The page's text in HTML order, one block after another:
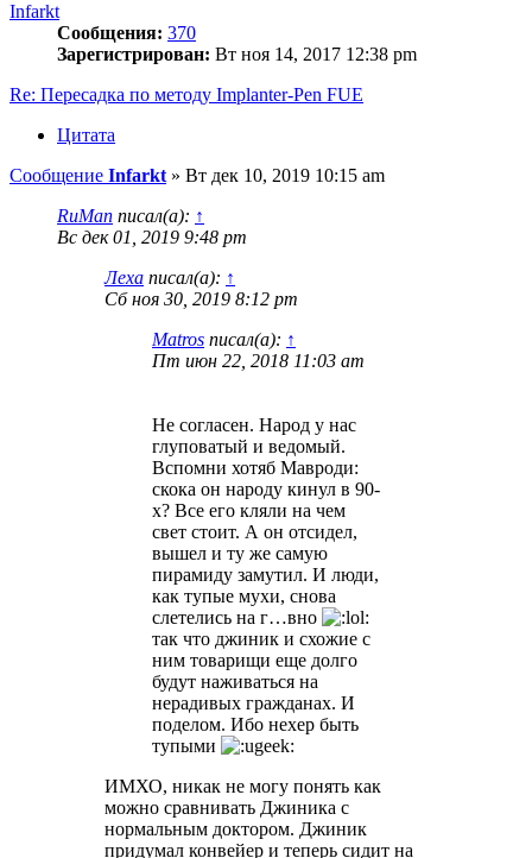
Infarkt
Сообщения: 370
Зарегистрирован: Вт ноя 14, 2017 12:38 pm
Re: Пересадка по методу Implanter-Pen FUE
Цитата
Сообщение Infarkt » Вт дек 10, 2019 10:15 am
RuMan писал(а): ↑
Вс дек 01, 2019 9:48 pm
Леха писал(а): ↑
Сб ноя 30, 2019 8:12 pm
Matros писал(а): ↑
Пт июн 22, 2018 11:03 am
Не согласен. Народ у нас
глуповатый и ведомый.
Вспомни хотяб Мавроди:
скока он народу кинул в 90-
х? Все его кляли на чем
свет стоит. А он отсидел,
вышел и ту же самую
пирамиду замутил. И люди,
как тупые мухи, снова
слетелись на г…вно
так что джиник и схожие с
ним товарищи еще долго
будут наживаться на
нерадивых гражданах. И
поделом. Ибо нехер быть
тупыми
ИМХО, никак не могу понять как
можно сравнивать Джиника с
нормальным доктором. Джиник
придумал конвейер и теперь сидит на